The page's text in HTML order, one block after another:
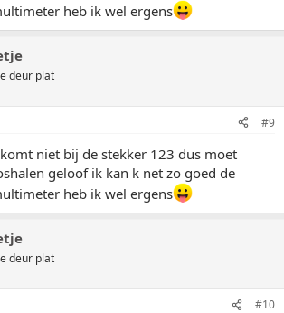
heb ik wel ergens
deur plat
#9
niet bij de stekker 123 dus moet
geloof ik kan k net zo goed de
heb ik wel ergens
deur plat
#10